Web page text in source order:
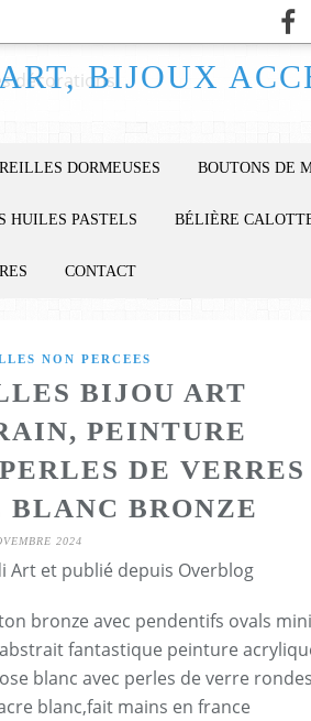
DORMEUSES BOUTONS DE
HUILES PASTELS BÉLIÈRE
CONTACT
NON PERCEES
BIJOU ART
PEINTURE
DE VERRES
BLANC BRONZE
2024
Art et publié depuis Overblog